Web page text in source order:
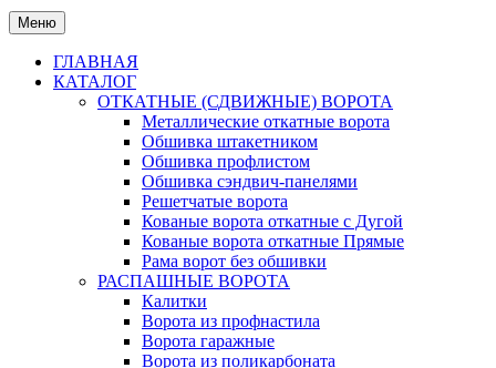
Меню
ГЛАВНАЯ
КАТАЛОГ
ОТКАТНЫЕ (СДВИЖНЫЕ) ВОРОТА
Металлические откатные ворота
Обшивка штакетником
Обшивка профлистом
Обшивка сэндвич-панелями
Решетчатые ворота
Кованые ворота откатные с Дугой
Кованые ворота откатные Прямые
Рама ворот без обшивки
РАСПАШНЫЕ ВОРОТА
Калитки
Ворота из профнастила
Ворота гаражные
Ворота из поликарбоната